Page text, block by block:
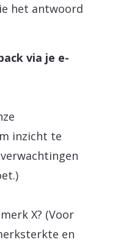
het antwoord
via je e-
inzicht te
X? (Voor
en